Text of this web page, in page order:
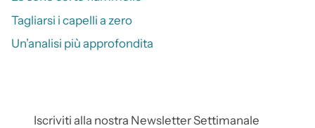
Tagliarsi i capelli a zero
Un’analisi più approfondita
Iscriviti alla nostra Newsletter Settimanale